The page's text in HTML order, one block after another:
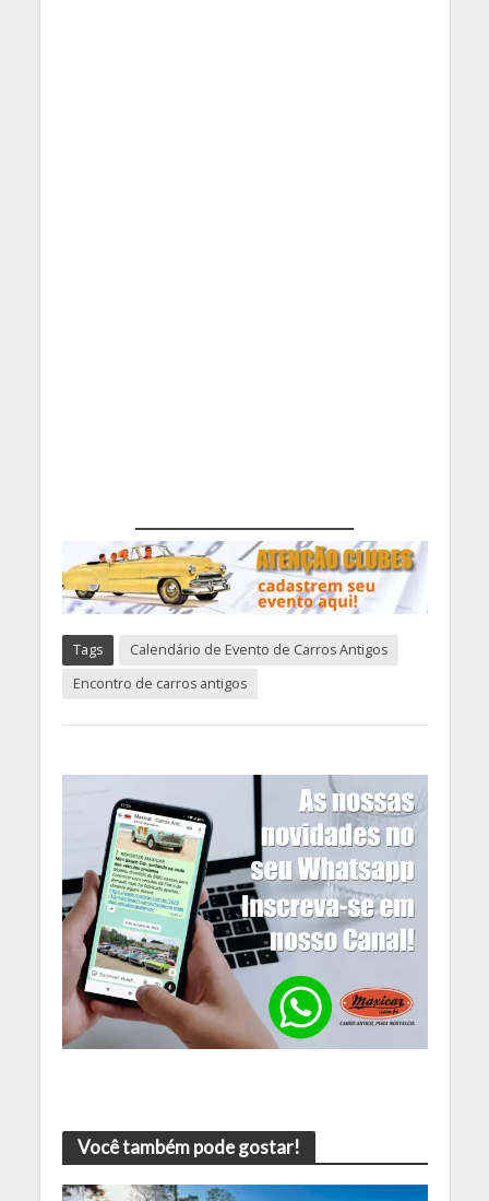
Tags
Calendário de Evento de Carros Antigos
Encontro de carros antigos
Você também pode gostar!